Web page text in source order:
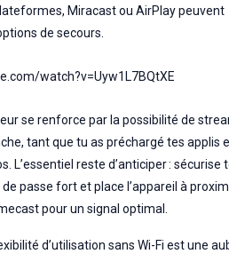
Miracast ou AirPlay peuvent
de secours.
watch?v=Uyw1L7BQtXE
se renforce par la possibilité de
tant que tu as préchargé tes applis
L’essentiel reste d’anticiper : sécurise
passe fort et place l’appareil à
pour un signal optimal.
d’utilisation sans Wi-Fi est une